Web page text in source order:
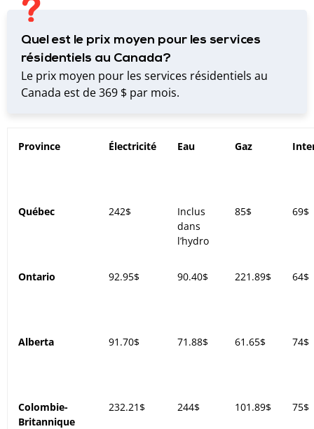
Quel est le prix moyen pour les services
résidentiels au Canada?
Le prix moyen pour les services résidentiels au
Canada est de 369 $ par mois.
Province Électricité Eau Gaz
Québec 242$
Inclus
dans
l’hydro
85$ 69$
Ontario 92.95$ 90.40$ 221.89$ 64$
Alberta 91.70$ 71.88$ 61.65$ 74$
Colombie-
Britannique
232.21$ 244$ 101.89$ 75$